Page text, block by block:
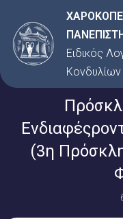
στο
περιεχόμενο
Ειδικός
(3η